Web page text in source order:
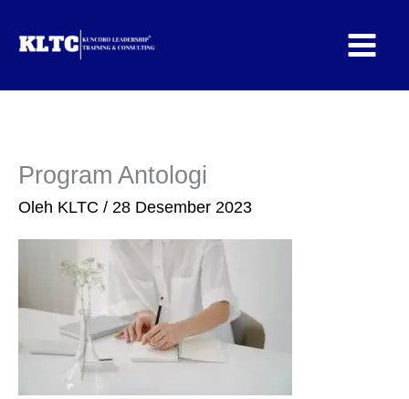
Program Antologi
Oleh KLTC / 28 Desember 2023